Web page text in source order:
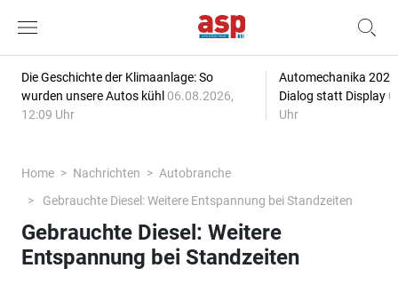
Die Geschichte der Klimaanlage: So
wurden unsere Autos kühl 06.08.2026,
12:09 Uhr
Automechanika
Dialog statt Display
Uhr
Home Nachrichten
Autobranche
Gebrauchte Diesel: Weitere Entspannung bei Standzeiten
Gebrauchte Diesel: Weitere
Entspannung bei Standzeiten